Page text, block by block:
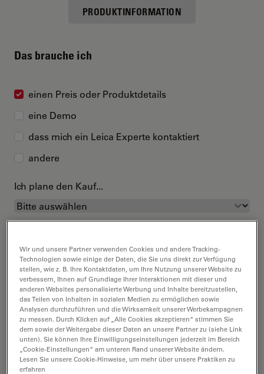
PRODUKTINFORMATION
Das brauche ich
einen Preis oder Produktdetails
eine Demo
dass mich ein Leica Experte kontaktiert
andere
Ich plane den Kauf...
Das bin ich
Akademischer Grad
Vorname
Wir und unsere Partner verwenden Cookies und andere Tracking-
Technologien sowie einige der Daten, die Sie uns direkt zur Verfügung
stellen, wie z. B. Ihre Kontaktdaten, um Ihre Nutzung unserer Website zu
verbessern, Ihnen auf Grundlage Ihrer Interaktionen mit dieser und
anderen Websites personalisierte Werbung und Inhalte bereitzustellen,
das Teilen von Inhalten in sozialen Medien zu ermöglichen sowie
Analysen durchzuführen und die Wirksamkeit unserer Werbekampagnen
zu messen. Durch Klicken auf „Alle Cookies akzeptieren“ stimmen Sie
dem sowie der Weitergabe dieser Daten an unsere Partner zu (siehe Link
unten). Sie können Ihre Einwilligungseinstellungen jederzeit im Bereich
„Cookie-Einstellungen“ am unteren Rand unserer Website ändern.
Lesen Sie unsere Cookie-Hinweise, um mehr über unsere Praktiken zu
erfahren